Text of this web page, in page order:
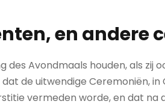
en andere
des Avondmaals houden, als zij
de uitwendige Ceremoniën, in
vermeden worde, en dat na